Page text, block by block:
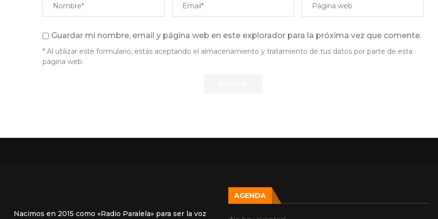
Guardar mi nombre, email y página web en este explorador para la próxima vez que comente.
* Al utilizar este formulario, estás aceptando el almacenamiento y tratamiento de tus datos por parte de esta
página web.
Nacimos en 2015 como «Radio Paralela» para ser la voz
AGENDA